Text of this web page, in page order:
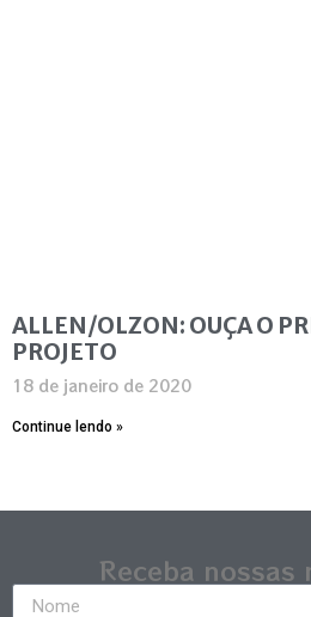
ALLEN/OLZON: OUÇA O
PROJETO
18 de janeiro de 2020
Continue lendo »
Receba nossas